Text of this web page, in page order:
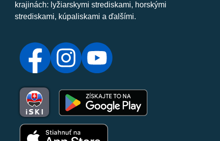
krajinách: lyžiarskymi strediskami, horskými
strediskami, kúpaliskami a ďalšími.